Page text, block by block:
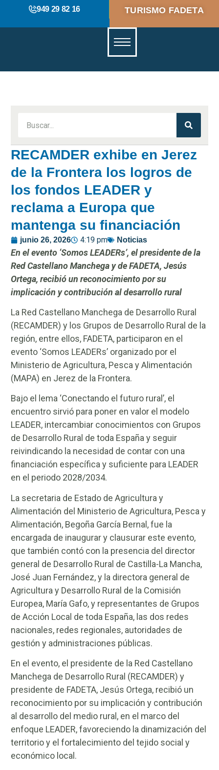
949 29 82 16 TURISMO FADETA
RECAMDER exhibe en Jerez
de la Frontera los logros de
los fondos LEADER y
reclama a Europa que
mantenga su financiación
junio 26, 2026 4:19 pm Noticias
En el evento ‘Somos LEADERs’, el presidente de la
Red Castellano Manchega y de FADETA, Jesús
Ortega, recibió un reconocimiento por su
implicación y contribución al desarrollo rural
La Red Castellano Manchega de Desarrollo Rural
(RECAMDER) y los Grupos de Desarrollo Rural de la
región, entre ellos, FADETA, participaron en el
evento ‘Somos LEADERs’ organizado por el
Ministerio de Agricultura, Pesca y Alimentación
(MAPA) en Jerez de la Frontera.
Bajo el lema ‘Conectando el futuro rural’, el
encuentro sirvió para poner en valor el modelo
LEADER, intercambiar conocimientos con Grupos
de Desarrollo Rural de toda España y seguir
reivindicando la necesidad de contar con una
financiación específica y suficiente para LEADER
en el periodo 2028/2034.
La secretaria de Estado de Agricultura y
Alimentación del Ministerio de Agricultura, Pesca y
Alimentación, Begoña García Bernal, fue la
encargada de inaugurar y clausurar este evento,
que también contó con la presencia del director
general de Desarrollo Rural de Castilla-La Mancha,
José Juan Fernández, y la directora general de
Agricultura y Desarrollo Rural de la Comisión
Europea, María Gafo, y representantes de Grupos
de Acción Local de toda España, las dos redes
nacionales, redes regionales, autoridades de
gestión y administraciones públicas.
En el evento, el presidente de la Red Castellano
Manchega de Desarrollo Rural (RECAMDER) y
presidente de FADETA, Jesús Ortega, recibió un
reconocimiento por su implicación y contribución
al desarrollo del medio rural, en el marco del
enfoque LEADER, favoreciendo la dinamización del
territorio y el fortalecimiento del tejido social y
económico local.